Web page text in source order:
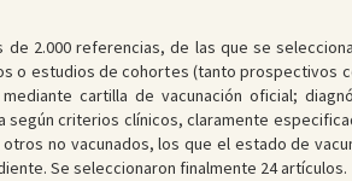
2.000 referencias, de las que se
o estudios de cohortes (tanto prospectivos
cartilla de vacunación oficial;
criterios clínicos, claramente
no vacunados, los que el estado de
Se seleccionaron finalmente 24 artículos.